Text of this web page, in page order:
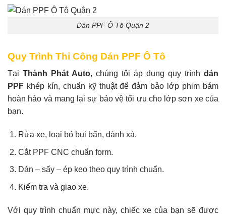
Dán PPF Ô Tô Quận 2
Quy Trình Thi Công Dán PPF Ô Tô
Tại Thành Phát Auto, chúng tôi áp dụng quy trình dán
PPF khép kín, chuẩn kỹ thuật để đảm bảo lớp phim bám
hoàn hảo và mang lại sự bảo vệ tối ưu cho lớp sơn xe của
bạn.
Rửa xe, loại bỏ bụi bẩn, đánh xả.
Cắt PPF CNC chuẩn form.
Dán – sấy – ép keo theo quy trình chuẩn.
Kiểm tra và giao xe.
Với quy trình chuẩn mực này, chiếc xe của bạn sẽ được